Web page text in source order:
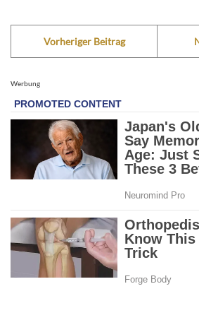
Vorheriger Beitrag
Werbung